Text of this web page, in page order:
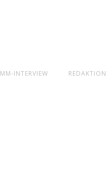
MM-INTERVIEW REDAKTION